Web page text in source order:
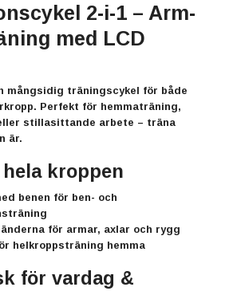
2-i-1 – Arm-
med LCD
mångsidig träningscykel för både
Perfekt för hemmaträning,
stillasittande arbete – träna
är.
hela kroppen
benen för ben- och
för armar, axlar och rygg
helkroppsträning hemma
för vardag &